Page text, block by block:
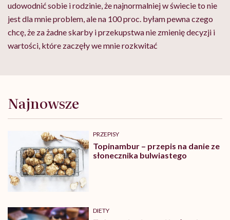
udowodnić sobie i rodzinie, że najnormalniej w świecie to nie
jest dla mnie problem, ale na 100 proc. byłam pewna czego
chcę, że za żadne skarby i przekupstwa nie zmienię decyzji i
wartości, które zaczęły we mnie rozkwitać
Najnowsze
PRZEPISY
Topinambur – przepis na danie ze
słonecznika bulwiastego
DIETY